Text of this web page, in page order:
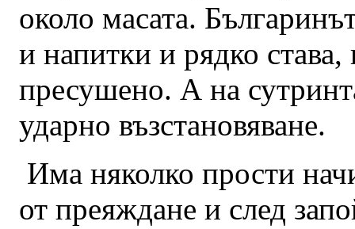
около масата.
и напитки и рядко
пресушено. А на
ударно възстановяване.
Има няколко прости
от преяждане и след